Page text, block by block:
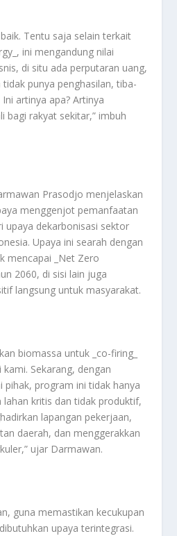
Tentu saja selain terkait
ini mengandung nilai
di situ ada perputaran uang,
punya penghasilan, tiba-
artinya apa? Artinya
bagi rakyat sekitar,” imbuh
Prasodjo menjelaskan
menggenjot pemanfaatan
upaya dekarbonisasi sektor
Upaya ini searah dengan
mencapai _Net Zero
2060, di sisi lain juga
langsung untuk masyarakat.
biomassa untuk _co-firing_
Sekarang, dengan
pihak, program ini tidak hanya
kritis dan tidak produktif,
lapangan pekerjaan,
daerah, dan menggerakkan
ujar Darmawan.
guna memastikan kecukupan
upaya terintegrasi.